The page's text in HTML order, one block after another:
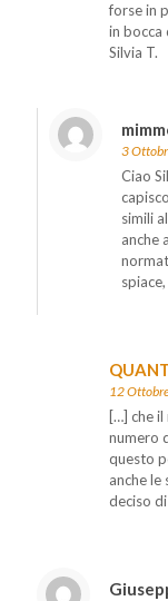
forse in
in bocca
Silvia T.
3
Ciao
simili
anche
12
[…] che il
numero
questo
anche le
deciso